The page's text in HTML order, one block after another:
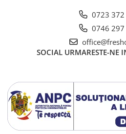
0723 372
0746 297
SOCIAL URMARESTE-NE